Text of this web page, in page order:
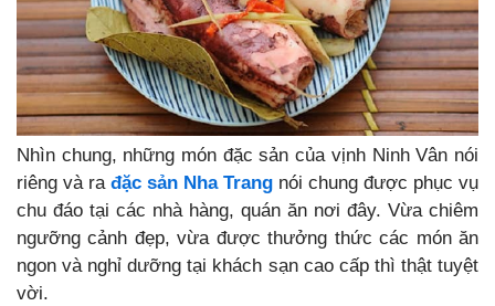
Nhìn chung, những món đặc sản của vịnh Ninh Vân nói
riêng và ra đặc sản Nha Trang nói chung được phục vụ
chu đáo tại các nhà hàng, quán ăn nơi đây. Vừa chiêm
ngưỡng cảnh đẹp, vừa được thưởng thức các món ăn
ngon và nghỉ dưỡng tại khách sạn cao cấp thì thật tuyệt
vời.